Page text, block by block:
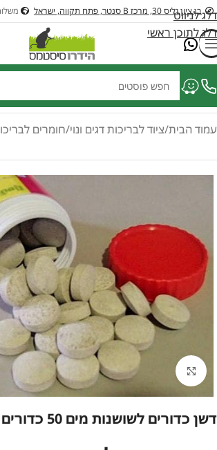
דלג לניווט
דלג לתוכן ראשי
בן ציון גליס 30, מרכז B סנטר, פתח תקווה, ישראל
ציוד לבריכות דגים ונוי ציוד לבריכות שחיה כלי
עמוד הבית/ציוד לבריכות דגים ונוי/חומרים
לחץ להגדלה
דשן כדורים לשושנות מים 50 כדורים